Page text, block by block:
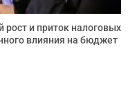
и приток налоговых
влияния на бюджет